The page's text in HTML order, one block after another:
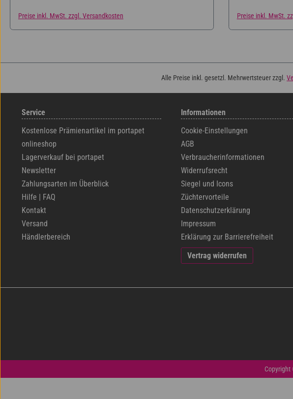
Preise inkl. MwSt. zzgl. Versandkosten Preise inkl. MwSt.
Alle Preise inkl. gesetzl. Mehrwertsteuer zzgl.
Service
Kostenlose Prämienartikel im portapet
onlineshop
Lagerverkauf bei portapet
Newsletter
Zahlungsarten im Überblick
Hilfe | FAQ
Kontakt
Versand
Händlerbereich
Informationen
Cookie-Einstellungen
AGB
Verbraucherinformationen
Widerrufsrecht
Siegel und Icons
Züchtervorteile
Datenschutzerklärung
Impressum
Erklärung zur Barrierefreiheit
Vertrag widerrufen
Copyright